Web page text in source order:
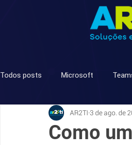
Todos posts Microsoft
Licenciamento Telefonia
Como
AR2TI 3 de ago. de